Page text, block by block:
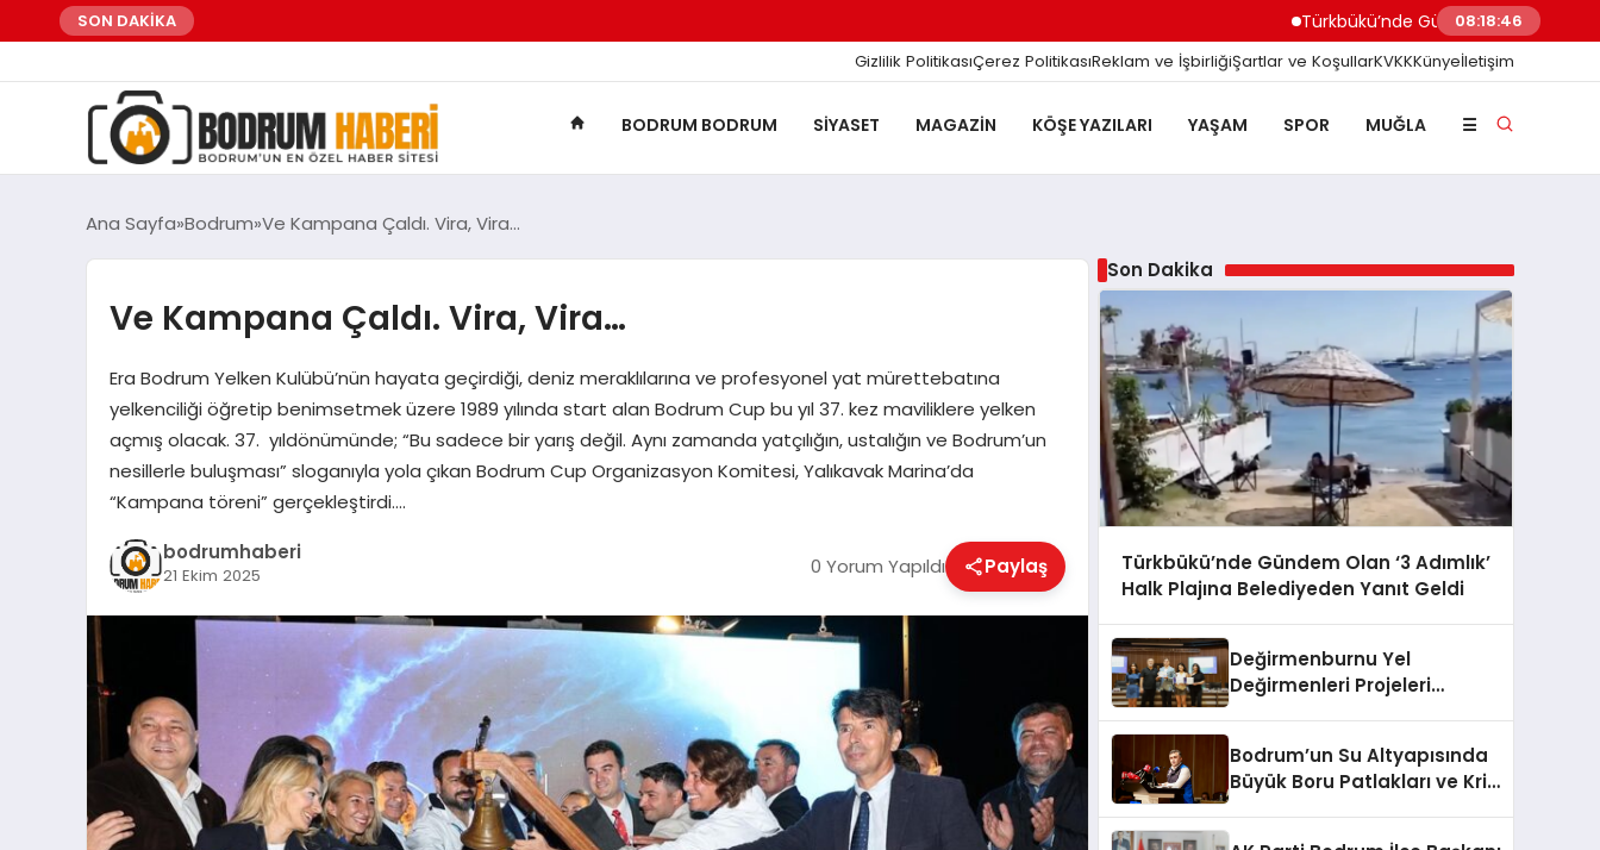
SON DAKİKA Türkbükü’nde Gündem Olan ‘3 Adımlık’ Halk
08:18:48
Gizlilik PolitikasıÇerez PolitikasıReklam ve İşbirliğiŞartlar ve KoşullarKVKKKünyeİletişim
BODRUM BODRUM SIYASET MAGAZIN KÖŞE YAZILARI YAŞAM SPOR MUĞLA ☰
Ana Sayfa Bodrum Ve Kampana Çaldı. Vira, Vira…
Ve Kampana Çaldı. Vira, Vira…
Era Bodrum Yelken Kulübü’nün hayata geçirdiği, deniz meraklılarına ve profesyonel yat mürettebatına
yelkenciliği öğretip benimsetmek üzere 1989 yılında start alan Bodrum Cup bu yıl 37. kez maviliklere yelken
açmış olacak. 37. yıldönümünde; “Bu sadece bir yarış değil. Aynı zamanda yatçılığın, ustalığın ve Bodrum’un
nesillerle buluşması” sloganıyla yola çıkan Bodrum Cup Organizasyon Komitesi, Yalıkavak Marina’da
“Kampana töreni” gerçekleştirdi….
bodrumhaberi
21 Ekim 2025 0 Yorum Yapıldı Paylaş
Son Dakika
Türkbükü’nde Gündem Olan ‘3 Adımlık’
Halk Plajına Belediyeden Yanıt Geldi
Değirmenburnu Yel
Değirmenleri Projeleri
Bodrum’un Su Altyapısında
Büyük Boru Patlakları ve Kriz